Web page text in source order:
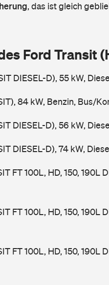
, das ist gleich
Ford Transit
DIESEL-D), 55 kW,
84 kW, Benzin, Bus/
DIESEL-D), 56 kW,
DIESEL-D), 74 kW,
FT 100L, HD, 150, 190L
FT 100L, HD, 150, 190L
FT 100L, HD, 150, 190L